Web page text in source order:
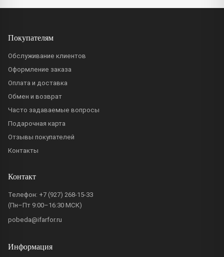
Покупателям
Обслуживание клиентов
Оформление заказа
Оплата и доставка
Обмен и возврат
Часто задаваемые вопросы
Подарочная карта
Отзывы покупателей
Контакты
Контакт
Телефон: +7 (927) 268-15-33
(Пн–Пт 9:00–16:30 МСК)
pobeda@ifarfor.ru
Информация